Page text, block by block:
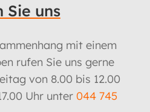
Sie uns
mit einem
rufen Sie uns gerne
von 8.00 bis 12.00
Uhr unter 044 745